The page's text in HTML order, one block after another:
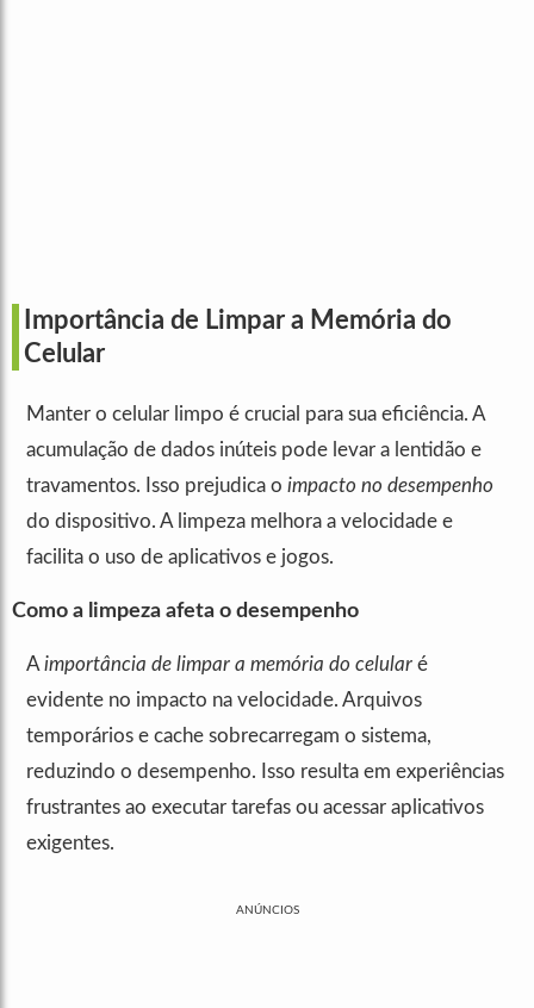
Importância de Limpar a Memória do
Celular
Manter o celular limpo é crucial para sua eficiência. A
acumulação de dados inúteis pode levar a lentidão e
travamentos. Isso prejudica o impacto no desempenho
do dispositivo. A limpeza melhora a velocidade e
facilita o uso de aplicativos e jogos.
Como a limpeza afeta o desempenho
A importância de limpar a memória do celular é
evidente no impacto na velocidade. Arquivos
temporários e cache sobrecarregam o sistema,
reduzindo o desempenho. Isso resulta em experiências
frustrantes ao executar tarefas ou acessar aplicativos
exigentes.
ANÚNCIOS